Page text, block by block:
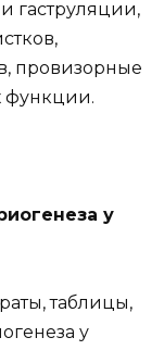
гаструляции,
провизорные
функции.
у
таблицы,
у